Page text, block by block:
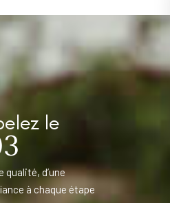
le
qualité, d’une
à chaque étape